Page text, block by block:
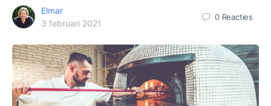
Elmar
3 februari 2021
0 Reacties